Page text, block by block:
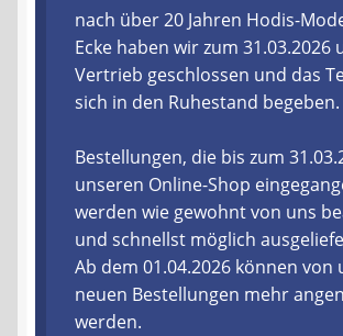
Warenkorb
Ablauf einer Bestellung
Zahlungsarten
Lieferzeit & Verfügbarkeit
Gutschein
nach über 20 Jahren Hodis-
Ecke haben wir zum 31.03.2026
Vertrieb geschlossen und das
sich in den Ruhestand begeben.
Bestellungen, die bis zum
unseren Online-Shop
werden wie gewohnt von uns
und schnellst möglich
Ab dem 01.04.2026 können von
neuen Bestellungen mehr
werden.